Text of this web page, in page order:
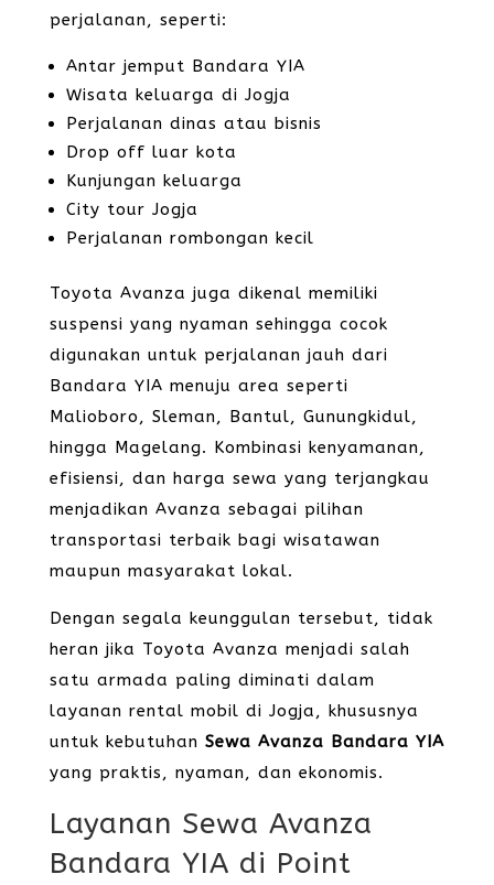
perjalanan, seperti:
Antar jemput Bandara YIA
Wisata keluarga di Jogja
Perjalanan dinas atau bisnis
Drop off luar kota
Kunjungan keluarga
City tour Jogja
Perjalanan rombongan kecil
Toyota Avanza juga dikenal memiliki
suspensi yang nyaman sehingga cocok
digunakan untuk perjalanan jauh dari
Bandara YIA menuju area seperti
Malioboro, Sleman, Bantul, Gunungkidul,
hingga Magelang. Kombinasi kenyamanan,
efisiensi, dan harga sewa yang terjangkau
menjadikan Avanza sebagai pilihan
transportasi terbaik bagi wisatawan
maupun masyarakat lokal.
Dengan segala keunggulan tersebut, tidak
heran jika Toyota Avanza menjadi salah
satu armada paling diminati dalam
layanan rental mobil di Jogja, khususnya
untuk kebutuhan Sewa Avanza Bandara YIA
yang praktis, nyaman, dan ekonomis.
Layanan Sewa Avanza
Bandara YIA di Point